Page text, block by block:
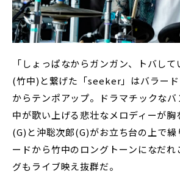
「しょっぱなからガンガン、トバして
(竹中)と繋げた「seeker」はバラー
からテンポアップ。ドラマチックな
中が歌い上げる悲壮なメロディーが胸
(G)と沖聡次郎(G)がお立ち台の上で繰
ードから竹中のロングトーンになだれ
グもライブ映え抜群だ。